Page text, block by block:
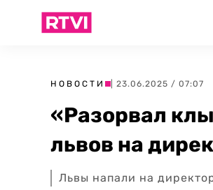
НОВОСТИ | 23.06.2025 / 07:07
«Разорвал
львов на
Львы напали на